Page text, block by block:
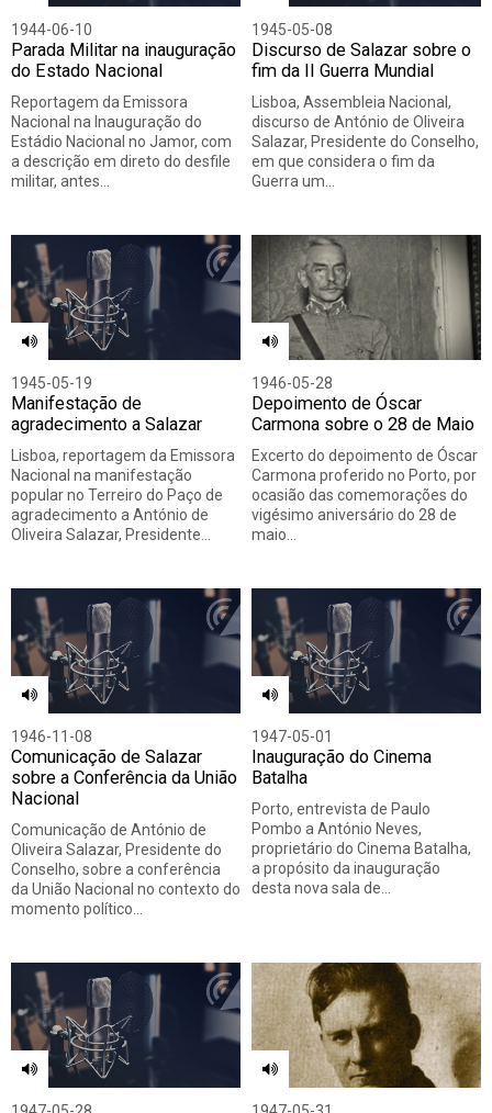
1944-06-10
Parada Militar na inauguração
do Estado Nacional
Reportagem da Emissora
Nacional na Inauguração do
Estádio Nacional no Jamor, com
a descrição em direto do desfile
militar, antes…
1945-05-08
Discurso de Salazar sobre o
fim da II Guerra Mundial
Lisboa, Assembleia Nacional,
discurso de António de Oliveira
Salazar, Presidente do Conselho,
em que considera o fim da
Guerra um…
1945-05-19
Manifestação de
agradecimento a Salazar
Lisboa, reportagem da Emissora
Nacional na manifestação
popular no Terreiro do Paço de
agradecimento a António de
Oliveira Salazar, Presidente…
1946-05-28
Depoimento de Óscar
Carmona sobre o 28 de Maio
Excerto do depoimento de Óscar
Carmona proferido no Porto, por
ocasião das comemorações do
vigésimo aniversário do 28 de
maio…
1946-11-08
Comunicação de Salazar
sobre a Conferência da União
Nacional
Comunicação de António de
Oliveira Salazar, Presidente do
Conselho, sobre a conferência
da União Nacional no contexto do
momento político…
1947-05-01
Inauguração do Cinema
Batalha
Porto, entrevista de Paulo
Pombo a António Neves,
proprietário do Cinema Batalha,
a propósito da inauguração
desta nova sala de…